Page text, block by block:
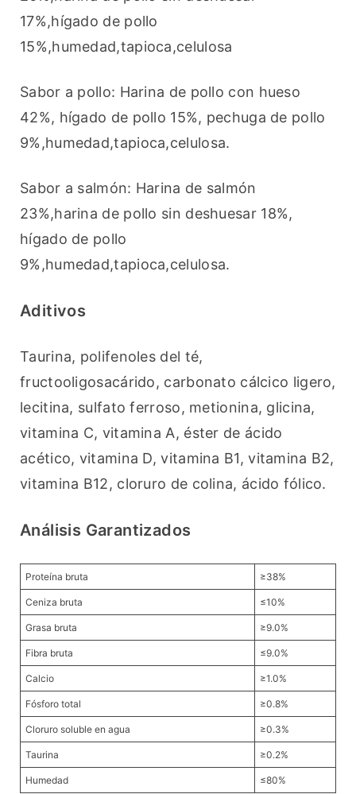
17%,hígado de pollo
15%,humedad,tapioca,celulosa
Sabor a pollo: Harina de pollo con hueso
42%, hígado de pollo 15%, pechuga de pollo
9%,humedad,tapioca,celulosa.
Sabor a salmón: Harina de salmón
23%,harina de pollo sin deshuesar 18%,
hígado de pollo
9%,humedad,tapioca,celulosa.
Aditivos
Taurina, polifenoles del té,
fructooligosacárido, carbonato cálcico ligero,
lecitina, sulfato ferroso, metionina, glicina,
vitamina C, vitamina A, éster de ácido
acético, vitamina D, vitamina B1, vitamina B2,
vitamina B12, cloruro de colina, ácido fólico.
Análisis Garantizados
Proteína bruta ≥38%
Ceniza bruta ≤10%
Grasa bruta ≥9.0%
Fibra bruta ≤9.0%
Calcio ≥1.0%
Fósforo total ≥0.8%
Cloruro soluble en agua ≥0.3%
Taurina ≥0.2%
Humedad ≤80%